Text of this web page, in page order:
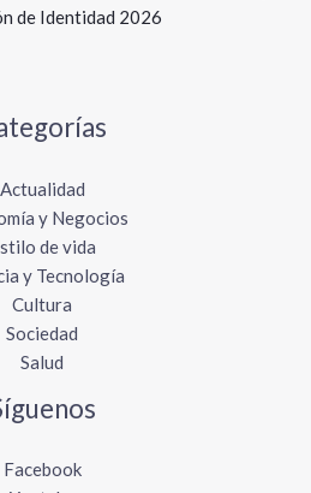
de Identidad 2026
Actualidad
y Negocios
de vida
y Tecnología
Cultura
Sociedad
Salud
Facebook